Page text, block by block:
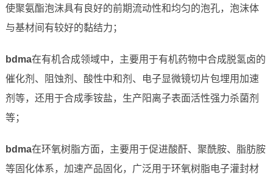
使聚氨酯泡沫具有良好的前期流动性和均匀的泡孔，泡沫体
与基材间有较好的黏结力；
bdma在有机合成领域中，主要用于有机药物中合成脱氢卤的
催化剂、阻蚀剂、酸性中和剂、电子显微镜切片包埋用加速
剂等，还用于合成季铵盐，生产阳离子表面活性强力杀菌剂
等；
bdma在环氧树脂方面，主要用于促进酸酐、聚酰胺、脂肪胺
等固化体系，加速产品固化，广泛用于环氧树脂电子灌封材